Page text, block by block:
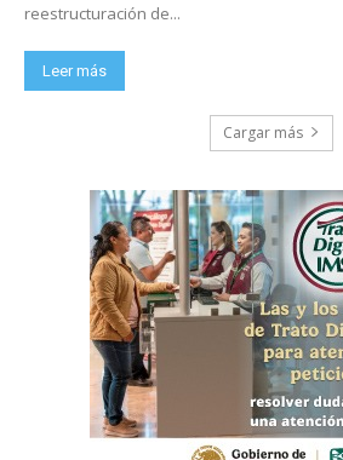
reestructuración de...
Leer más
Cargar más